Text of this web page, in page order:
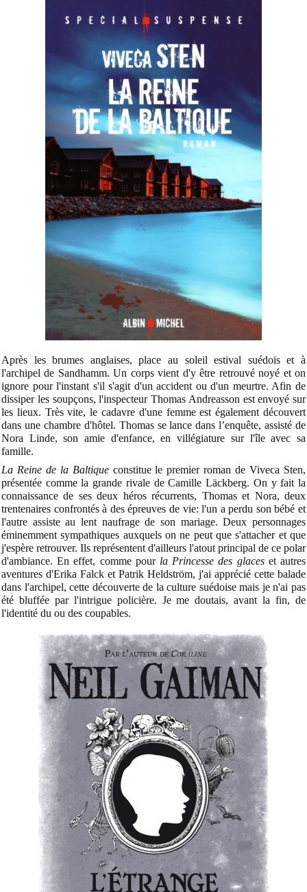
Après les brumes anglaises, place au soleil estival suédois et à
l'archipel de Sandhamm. Un corps vient d'y être retrouvé noyé et on
ignore pour l'instant s'il s'agit d'un accident ou d'un meurtre. Afin de
dissiper les soupçons, l'inspecteur Thomas Andreasson est envoyé sur
les lieux. Très vite, le cadavre d'une femme est également découvert
dans une chambre d'hôtel. Thomas se lance dans l’enquête, assisté de
Nora Linde, son amie d'enfance, en villégiature sur l'île avec sa
famille.
La Reine de la Baltiqueconstitue le premier roman de Viveca Sten,
présentée comme la grande rivale de Camille Läckberg. On y fait la
connaissance de ses deux héros récurrents, Thomas et Nora, deux
trentenaires confrontés à des épreuves de vie: l'un a perdu son bébé et
l'autre assiste au lent naufrage de son mariage. Deux personnages
éminemment sympathiques auxquels on ne peut que s'attacher et que
j'espère retrouver. Ils représentent d'ailleurs l'atout principal de ce polar
d'ambiance. En effet, comme pour la Princesse des glaceset autres
aventures d'Erika Falck et Patrik Heldström, j'ai apprécié cette balade
dans l'archipel, cette découverte de la culture suédoise mais je n'ai pas
été bluffée par l'intrigue policière. Je me doutais, avant la fin, de
l'identité du ou des coupables.